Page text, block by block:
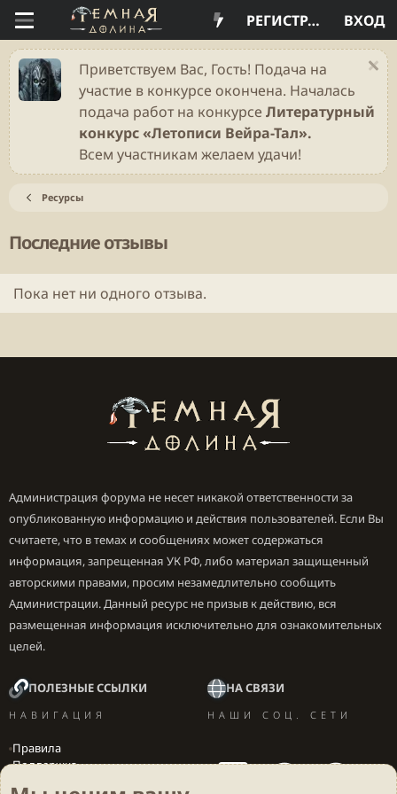
ВХОД
РЕГИСТРАЦИЯ
Приветствуем Вас, Гость! Подача на
участие в конкурсе окончена. Началась
подача работ на конкурсе Литературный
конкурс «Летописи Вейра-Тал».
Всем участникам желаем удачи!
Ресурсы
Последние отзывы
Пока нет ни одного отзыва.
Администрация форума не несет никакой ответственности за
опубликованную информацию и действия пользователей. Если Вы
считаете, что в темах и сообщениях может содержаться
информация, запрещенная УК РФ, либо материал защищенный
авторскими правами, просим незамедлительно сообщить
Администрации. Данный ресурс не призыв к действию, вся
размещенная информация исключительно для ознакомительных
целей.
ПОЛЕЗНЫЕ ССЫЛКИ
НАВИГАЦИЯ
Правила
Поддержка
НА СВЯЗИ
НАШИ СОЦ. СЕТИ